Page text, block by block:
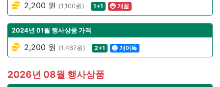
2,200 원 (1,100원) 1+1 개꿀
2024년 01월 행사상품 가격
2,200 원 (1,467원) 2+1 개이득
2026년 08월 행사상품